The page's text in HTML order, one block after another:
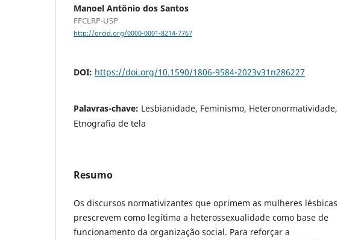
Manoel Antônio dos Santos
FFCLRP-USP
http://orcid.org/0000-0001-8214-7767
DOI: https://doi.org/10.1590/1806-9584-2023v31n286227
Palavras-chave: Lesbianidade, Feminismo, Heteronormatividade,
Etnografia de tela
Resumo
Os discursos normativizantes que oprimem as mulheres lésbicas
prescrevem como legítima a heterossexualidade como base de
funcionamento da organização social. Para reforçar a